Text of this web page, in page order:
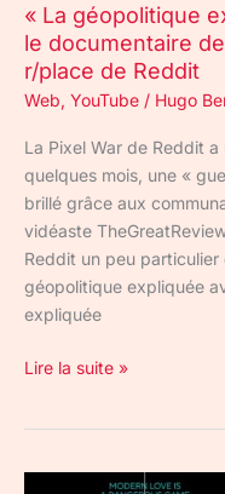
« La géopolitique
le documentaire
r/place de Reddit
Web, YouTube / Hugo
La Pixel War de Reddit
quelques mois, une «
brillé grâce aux
vidéaste
Reddit un peu
géopolitique expliquée
expliquée
sur
le
r/place
de
Lire la suite »
L’arnaqueur